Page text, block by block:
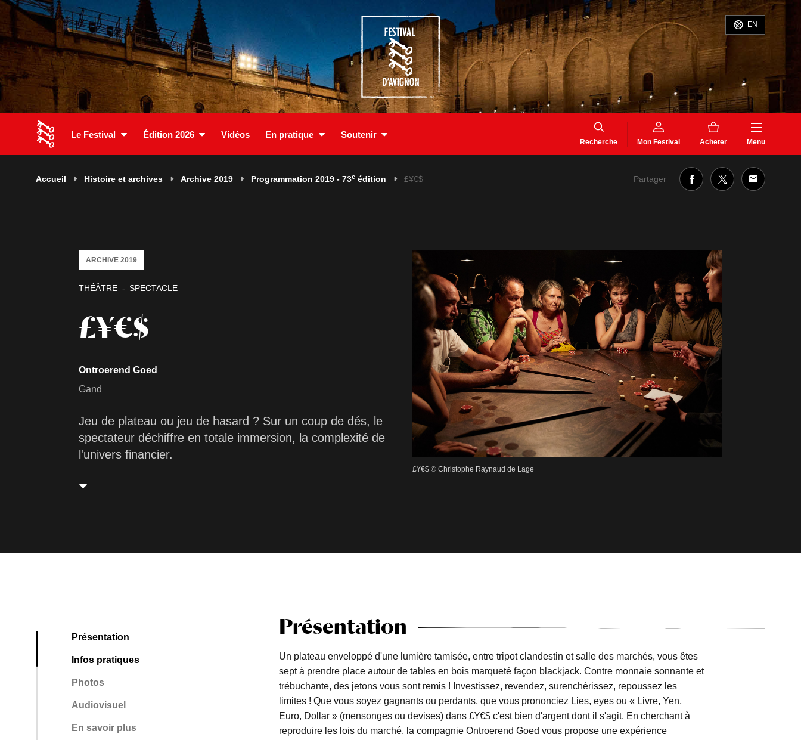
EN
Le Festival Édition 2026 Vidéos En pratique Soutenir
Recherche Mon Festival Acheter Menu
Accueil Histoire et archives Archive 2019 Programmation 2019 - 73e édition £¥€$ Partager
£¥€$
THÉÂTRE SPECTACLE
ARCHIVE 2019
Ontroerend Goed
Gand
Jeu de plateau ou jeu de hasard ? Sur un coup de dés, le
spectateur déchiffre en totale immersion, la complexité de
l'univers financier.
£¥€$ © Christophe Raynaud de Lage
Présentation
Infos pratiques
Photos
Audiovisuel
En savoir plus
Présentation
Un plateau enveloppé d'une lumière tamisée, entre tripot clandestin et salle des marchés, vous êtes
sept à prendre place autour de tables en bois marqueté façon blackjack. Contre monnaie sonnante et
trébuchante, des jetons vous sont remis ! Investissez, revendez, surenchérissez, repoussez les
limites ! Que vous soyez gagnants ou perdants, que vous prononciez Lies, eyes ou « Livre, Yen,
Euro, Dollar » (mensonges ou devises) dans £¥€$ c'est bien d'argent dont il s'agit. En cherchant à
reproduire les lois du marché, la compagnie Ontroerend Goed vous propose une expérience